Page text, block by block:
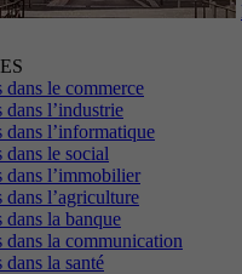
dans le commerce
dans l’industrie
dans l’informatique
dans le social
dans l’immobilier
dans l’agriculture
dans la banque
dans la communication
dans la santé